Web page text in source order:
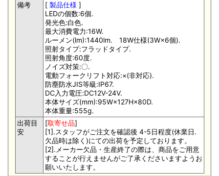
備考
[ 製品仕様 ]
LEDの個数:6個.
発光色:白色.
最大消費電力:16W.
ルーメン(lm):1440lm. 18W仕様(3W×6個).
照射タイプ:フラッドタイプ.
照射角度:60度.
ノイズ対策:〇.
電動フォークリフト対応:×(非対応).
防塵防水JIS等級:IP67.
DC入力電圧:DC12V-24V.
本体サイズ(mm):95W×127H×80D.
本体重量:555g.
出荷目
安
[取寄せ品]
[1].スタッフがご注文を確認後 4-5日程度(休業日.
欠品時は除く)にての出荷を予定しております。
[2].メーカー欠品・生産終了の際は、商品をご用意
することが行えませんがご了承くださいますようお
願いいたします。